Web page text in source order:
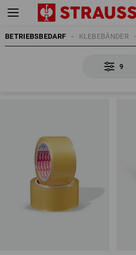
BETRIEBSBEDARF KLEBEBÄNDER
9